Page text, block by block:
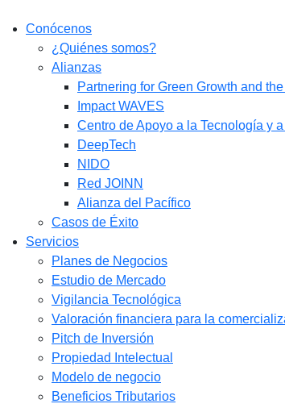
Conócenos
¿Quiénes somos?
Alianzas
Partnering for Green Growth and
Impact WAVES
Centro de Apoyo a la Tecnología y
DeepTech
NIDO
Red JOINN
Alianza del Pacífico
Casos de Éxito
Servicios
Planes de Negocios
Estudio de Mercado​
Vigilancia Tecnológica
Valoración financiera para la
Pitch de Inversión
Propiedad Intelectual
Modelo de negocio
Beneficios Tributarios